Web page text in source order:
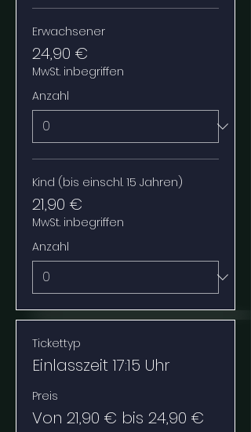
Erwachsener
24,90 €
MwSt. inbegriffen
Anzahl
Kind (bis einschl. 15 Jahren)
21,90 €
MwSt. inbegriffen
Anzahl
Tickettyp
Einlasszeit 17:15 Uhr
Preis
Von 21,90 € bis 24,90 €